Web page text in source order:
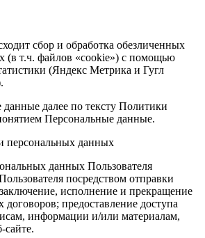
сбор и обработка обезличенных
(в т.ч. файлов «cookie») с помощью
(Яндекс Метрика и Гугл
далее по тексту Политики
Персональные данные.
персональных данных
данных Пользователя
посредством отправки
исполнение и прекращение
предоставление доступа
информации и/или материалам,
сайте.